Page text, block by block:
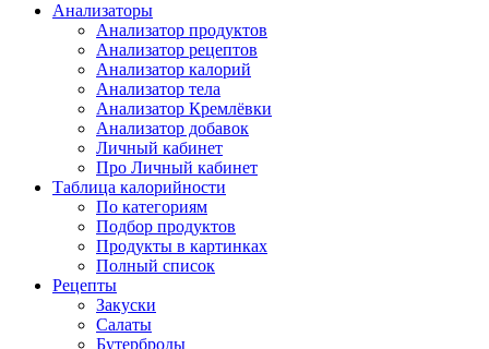
Анализаторы
Анализатор продуктов
Анализатор рецептов
Анализатор калорий
Анализатор тела
Анализатор Кремлёвки
Анализатор добавок
Личный кабинет
Про Личный кабинет
Таблица калорийности
По категориям
Подбор продуктов
Продукты в картинках
Полный список
Рецепты
Закуски
Салаты
Бутерброды